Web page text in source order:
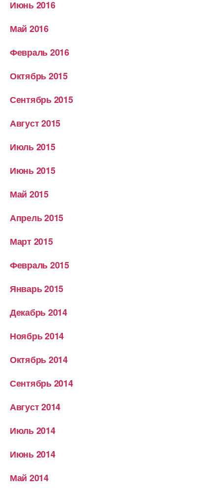
Июнь 2016
Май 2016
Февраль 2016
Октябрь 2015
Сентябрь 2015
Август 2015
Июль 2015
Июнь 2015
Май 2015
Апрель 2015
Март 2015
Февраль 2015
Январь 2015
Декабрь 2014
Ноябрь 2014
Октябрь 2014
Сентябрь 2014
Август 2014
Июль 2014
Июнь 2014
Май 2014